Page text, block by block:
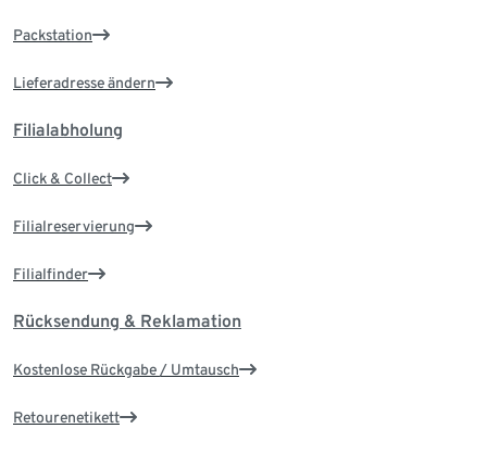
Packstation
Lieferadresse ändern
Filialabholung
Click & Collect
Filialreservierung
Filialfinder
Rücksendung & Reklamation
Kostenlose Rückgabe / Umtausch
Retourenetikett